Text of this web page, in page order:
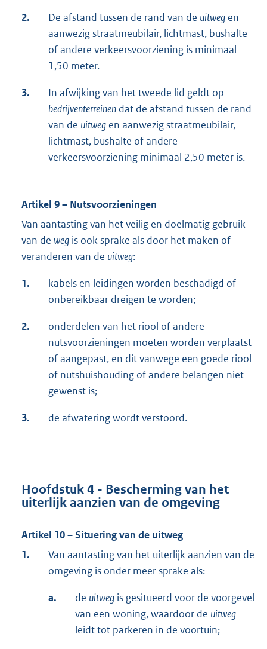
2. De afstand tussen de rand van de uitweg en
aanwezig straatmeubilair, lichtmast, bushalte
of andere verkeersvoorziening is minimaal
1,50 meter.
3.
In afwijking van het tweede lid geldt op
bedrijventerreinen dat de afstand tussen de rand
van de uitweg en aanwezig straatmeubilair,
lichtmast, bushalte of andere
verkeersvoorziening minimaal 2,50 meter is.
Artikel 9 – Nutsvoorzieningen
Van aantasting van het veilig en doelmatig gebruik
van de weg is ook sprake als door het maken of
veranderen van de uitweg:
1.
kabels en leidingen worden beschadigd of
onbereikbaar dreigen te worden;
2.
onderdelen van het riool of andere
nutsvoorzieningen moeten worden verplaatst
of aangepast, en dit vanwege een goede riool-
of nutshuishouding of andere belangen niet
gewenst is;
3. de afwatering wordt verstoord.
Hoofdstuk 4 - Bescherming van het
uiterlijk aanzien van de omgeving
Artikel 10 – Situering van de uitweg
1.
Van aantasting van het uiterlijk aanzien van de
omgeving is onder meer sprake als:
a. de uitweg is gesitueerd voor de voorgevel
van een woning, waardoor de uitweg
leidt tot parkeren in de voortuin;